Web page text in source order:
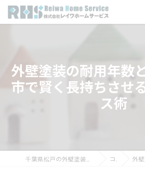
外壁塗装の耐用年数
市で賢く長持ちさせ
ス術
コラム 外壁塗装